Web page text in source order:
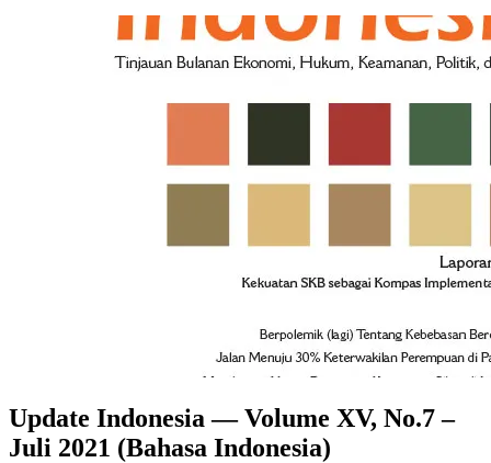
Update Indonesia — Volume XV, No.7 –
Juli 2021 (Bahasa Indonesia)